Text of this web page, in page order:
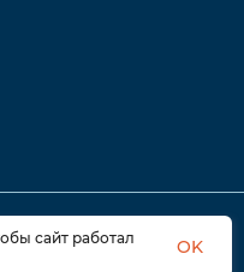
права защищены
сайт работал
OK